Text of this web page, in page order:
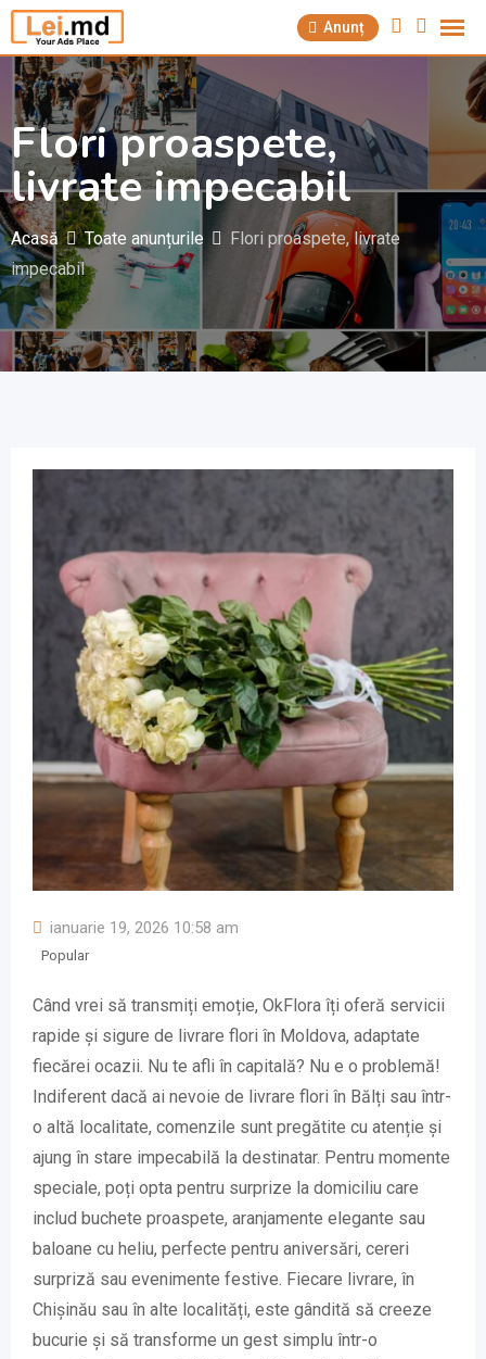
Săriți
la
conținut
Anunț
Flori proaspete,
livrate impecabil
Acasă Toate anunțurile
Flori proaspete, livrate
impecabil
ianuarie 19, 2026 10:58 am
Popular
Când vrei să transmiți emoție, OkFlora îți oferă servicii
rapide și sigure de livrare flori în Moldova, adaptate
fiecărei ocazii. Nu te afli în capitală? Nu e o problemă!
Indiferent dacă ai nevoie de livrare flori în Bălți sau într-
o altă localitate, comenzile sunt pregătite cu atenție și
ajung în stare impecabilă la destinatar. Pentru momente
speciale, poți opta pentru surprize la domiciliu care
includ buchete proaspete, aranjamente elegante sau
baloane cu heliu, perfecte pentru aniversări, cereri
surpriză sau evenimente festive. Fiecare livrare, în
Chișinău sau în alte localități, este gândită să creeze
bucurie și să transforme un gest simplu într-o